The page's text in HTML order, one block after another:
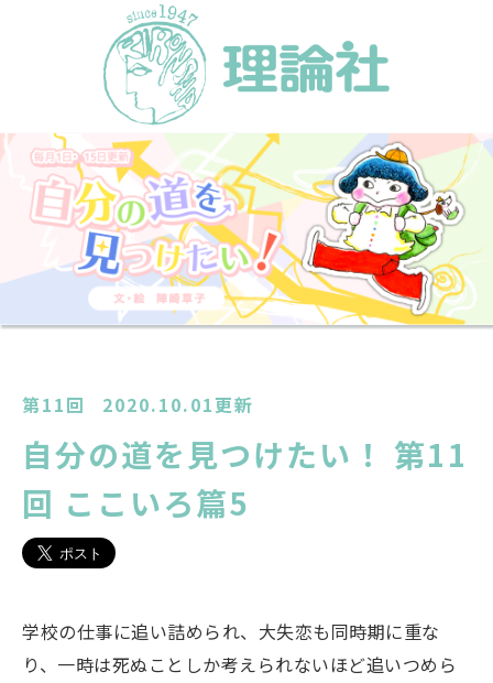
第11回 2020.10.01更新
自分の道を見つけたい！ 第11
回 ここいろ篇5
学校の仕事に追い詰められ、大失恋も同時期に重な
り、一時は死ぬことしか考えられないほど追いつめら